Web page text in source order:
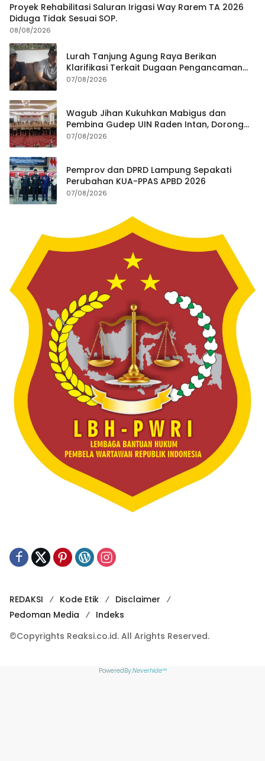
Proyek Rehabilitasi Saluran Irigasi Way Rarem TA 2026
Diduga Tidak Sesuai SOP.
08/08/2026
Lurah Tanjung Agung Raya Berikan
Klarifikasi Terkait Dugaan Pengancaman
Antar Warga Yang Berujung Laporan ke
07/08/2026
Wagub Jihan Kukuhkan Mabigus dan
Pembina Gudep UIN Raden Intan, Dorong
Penguatan Karakter Generasi Muda
07/08/2026
Pemprov dan DPRD Lampung Sepakati
Perubahan KUA-PPAS APBD 2026
07/08/2026
REDAKSI Kode Etik
Disclaimer
Pedoman Media
Indeks
©Copyrights Reaksi.co.id. All Arights Reserved.
PoweredBy:Neverhide™